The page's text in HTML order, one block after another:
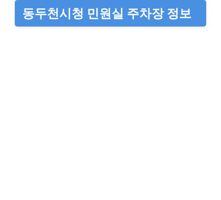
동두천시청 민원실 주차장 정보